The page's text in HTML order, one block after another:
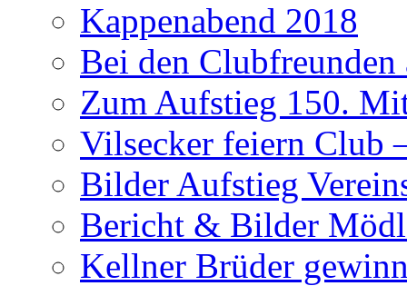
Kappenabend 2018
Bei den
Zum Aufstieg 150.
Vilsecker feiern Club
Bilder Aufstieg
Bericht & Bilder
Kellner Brüder